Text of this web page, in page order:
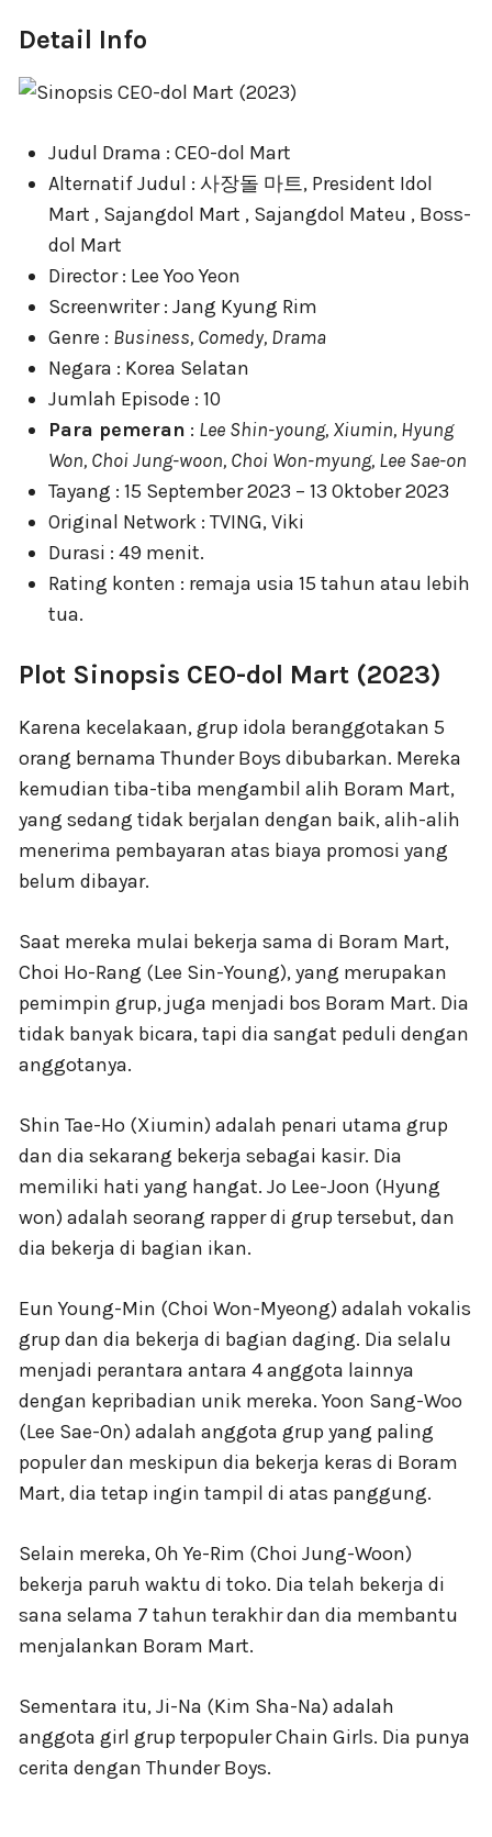
Detail Info
Judul Drama : CEO-dol Mart
Alternatif Judul : 사장돌 마트, President Idol
Mart , Sajangdol Mart , Sajangdol Mateu , Boss-
dol Mart
Director : Lee Yoo Yeon
Screenwriter : Jang Kyung Rim
Genre : Business, Comedy, Drama
Negara : Korea Selatan
Jumlah Episode : 10
Para pemeran : Lee Shin-young, Xiumin, Hyung
Won, Choi Jung-woon, Choi Won-myung, Lee Sae-on
Tayang : 15 September 2023 – 13 Oktober 2023
Original Network : TVING, Viki
Durasi : 49 menit.
Rating konten : remaja usia 15 tahun atau lebih
tua.
Plot Sinopsis CEO-dol Mart (2023)
Karena kecelakaan, grup idola beranggotakan 5
orang bernama Thunder Boys dibubarkan. Mereka
kemudian tiba-tiba mengambil alih Boram Mart,
yang sedang tidak berjalan dengan baik, alih-alih
menerima pembayaran atas biaya promosi yang
belum dibayar.
Saat mereka mulai bekerja sama di Boram Mart,
Choi Ho-Rang (Lee Sin-Young), yang merupakan
pemimpin grup, juga menjadi bos Boram Mart. Dia
tidak banyak bicara, tapi dia sangat peduli dengan
anggotanya.
Shin Tae-Ho (Xiumin) adalah penari utama grup
dan dia sekarang bekerja sebagai kasir. Dia
memiliki hati yang hangat. Jo Lee-Joon (Hyung
won) adalah seorang rapper di grup tersebut, dan
dia bekerja di bagian ikan.
Eun Young-Min (Choi Won-Myeong) adalah vokalis
grup dan dia bekerja di bagian daging. Dia selalu
menjadi perantara antara 4 anggota lainnya
dengan kepribadian unik mereka. Yoon Sang-Woo
(Lee Sae-On) adalah anggota grup yang paling
populer dan meskipun dia bekerja keras di Boram
Mart, dia tetap ingin tampil di atas panggung.
Selain mereka, Oh Ye-Rim (Choi Jung-Woon)
bekerja paruh waktu di toko. Dia telah bekerja di
sana selama 7 tahun terakhir dan dia membantu
menjalankan Boram Mart.
Sementara itu, Ji-Na (Kim Sha-Na) adalah
anggota girl grup terpopuler Chain Girls. Dia punya
cerita dengan Thunder Boys.